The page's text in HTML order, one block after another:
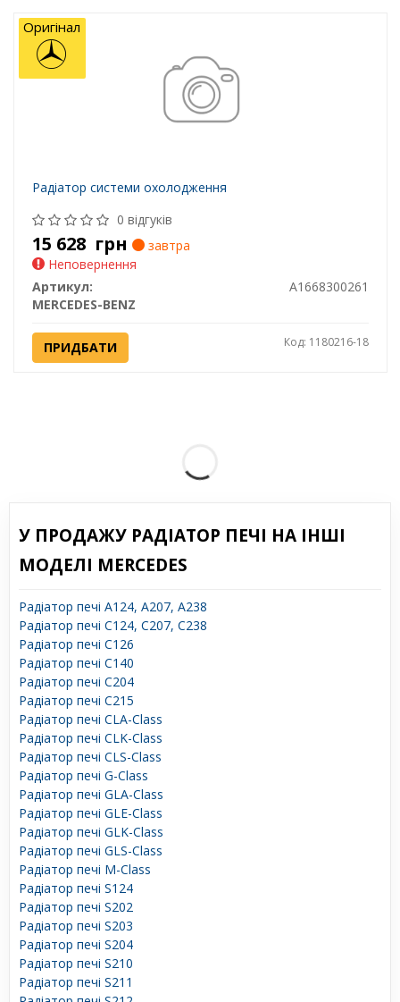
Радіатор системи охолодження
0 відгуків
15 628 грн
завтра
Неповернення
Артикул:
A1668300261
MERCEDES-BENZ
ПРИДБАТИ Код: 1180216-18
Оригінал
У ПРОДАЖУ РАДІАТОР ПЕЧІ НА ІНШІ
МОДЕЛІ MERCEDES
Радіатор печі A124, A207, A238
Радіатор печі C124, C207, C238
Радіатор печі C126
Радіатор печі C140
Радіатор печі C204
Радіатор печі C215
Радіатор печі CLA-Class
Радіатор печі CLK-Class
Радіатор печі CLS-Class
Радіатор печі G-Class
Радіатор печі GLA-Class
Радіатор печі GLE-Class
Радіатор печі GLK-Class
Радіатор печі GLS-Class
Радіатор печі M-Class
Радіатор печі S124
Радіатор печі S202
Радіатор печі S203
Радіатор печі S204
Радіатор печі S210
Радіатор печі S211